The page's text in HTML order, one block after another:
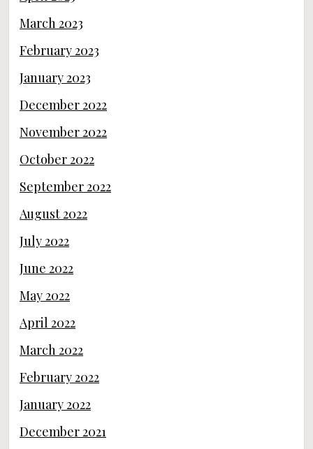
March 2023
February 2023
January 2023
December 2022
November 2022
October 2022
September 2022
August 2022
July 2022
June 2022
May 2022
April 2022
March 2022
February 2022
January 2022
December 2021